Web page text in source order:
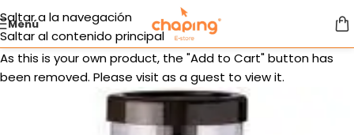
Saltar a la navegación
Saltar al contenido principal
Menú
As this is your own product, the "Add to Cart" button has
been removed. Please visit as a guest to view it.